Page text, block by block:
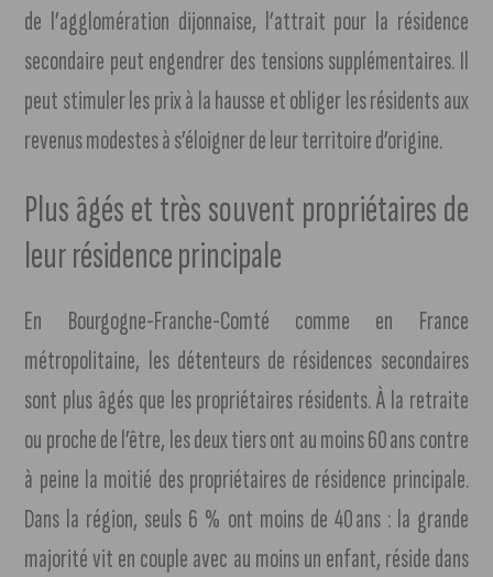
de l’agglomération dijonnaise, l’attrait pour la résidence
secondaire peut engendrer des tensions supplémentaires. Il
peut stimuler les prix à la hausse et obliger les résidents aux
revenus modestes à s’éloigner de leur territoire d’origine.
Plus âgés et très souvent propriétaires de
leur résidence principale
En Bourgogne-Franche-Comté comme en France
métropolitaine, les détenteurs de résidences secondaires
sont plus âgés que les propriétaires résidents. À la retraite
ou proche de l’être, les deux tiers ont au moins 60 ans contre
à peine la moitié des propriétaires de résidence principale.
Dans la région, seuls 6 % ont moins de 40 ans : la grande
majorité vit en couple avec au moins un enfant, réside dans